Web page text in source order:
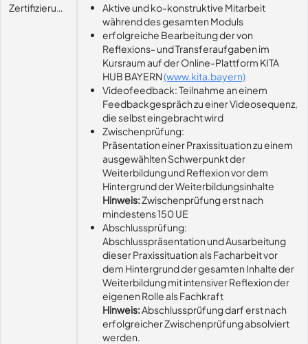
ZertifizierungsvoraussetzungAktive und ko-konstruktive Mitarbeit
während des gesamten Moduls
erfolgreiche Bearbeitung der von
Reflexions- und Transferaufgaben im
Kursraum auf der Online-Plattform KITA
HUB BAYERN(www.kita.bayern)
Videofeedback: Teilnahme an einem
Feedbackgespräch zu einer Videosequenz,
die selbst eingebracht wird
Zwischenprüfung:
Präsentation einer Praxissituation zu einem
ausgewählten Schwerpunkt der
Weiterbildung und Reflexion vor dem
Hintergrund der Weiterbildungsinhalte
Hinweis:Zwischenprüfung erst nach
mindestens 150 UE
Abschlussprüfung:
Abschlusspräsentation und Ausarbeitung
dieser Praxissituation als Facharbeit vor
dem Hintergrund der gesamten Inhalte der
Weiterbildung mit intensiver Reflexion der
eigenen Rolle als Fachkraft
Hinweis:Abschlussprüfung darf erst nach
erfolgreicher Zwischenprüfung absolviert
werden.